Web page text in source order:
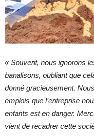
« Souvent, nous ignorons
banalisons, oubliant que
donné gracieusement.
emplois que l’entreprise
enfants est en danger.
vient de recadrer cette